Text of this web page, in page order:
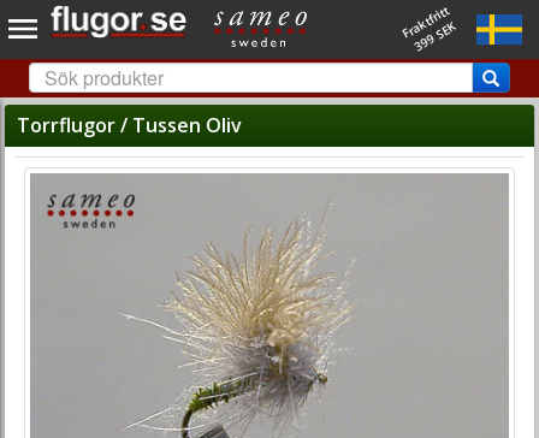
Fraktfritt
399 SEK
Torrflugor / Tussen Oliv